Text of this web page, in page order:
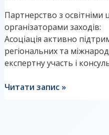
Партнерство з освітніми
організаторами заходів:
Асоціація активно
регіональних та
експертну участь і
2017
році:
причини
та
перспективи?
Читати запис »